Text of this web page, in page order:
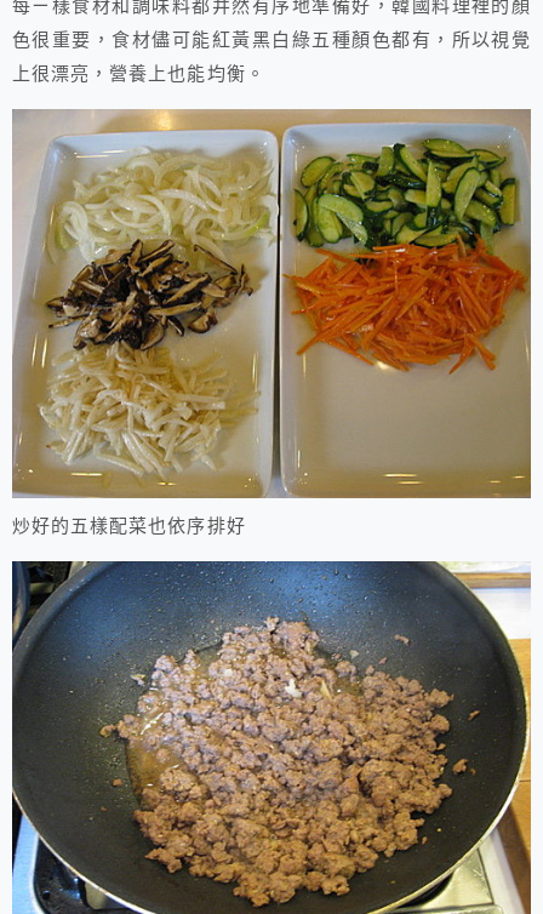
每ㄧ樣食材和調味料都井然有序地準備好，韓國料理裡的顏
色很重要，食材儘可能紅黃黑白綠五種顏色都有，所以視覺
上很漂亮，營養上也能均衡。
炒好的五樣配菜也依序排好